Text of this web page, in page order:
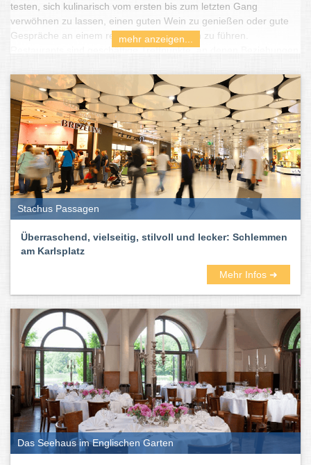
testen, sich kulinarisch vom ersten bis zum letzten Gang
verwöhnen zu lassen, einen guten Wein zu genießen oder gute
Gespräche an einem reich gedeckten Tisch zu führen.
Restaurants sind geschäftige Treffpunkte, an denen Beziehungen
Genuss näher, sind Veranstaltungsorte für die schönsten und
traurigsten Feste und der soziale Kleber der Gesellschaft. Kurz:
sie schmecken nach Leben.
Restaurants – außergewöhnliche und ausgefallene, vegane und
vegetarische, gehobene und schicke, exotische und gemütliche.
Wie immer inklusive Bewertungen und Erfahrungsberichten.
Und auch die Küchenrichtungen der Lokale und Gaststätten in
München und Umgebung sind vielseitig und bunt. Unter anderem
dabei sind deutsche, französische, spanische und italienische.
Aber auch koreanische, afghanische, libanesische japanische. Ihr
könnt euch quasi einmal um die Welt probieren.
Auf Rooftop-Terassen und in entspannten Außenbereichen könnt
mehr anzeigen...
Stachus Passagen
Überraschend, vielseitig, stilvoll und lecker: Schlemmen
am Karlsplatz
Mehr Infos ➜
Das Seehaus im Englischen Garten